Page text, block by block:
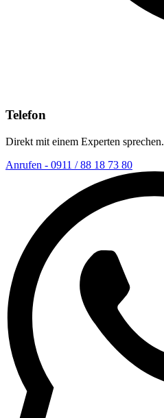
Telefon
Direkt mit einem Experten sprechen.
Anrufen - 0911 / 88 18 73 80